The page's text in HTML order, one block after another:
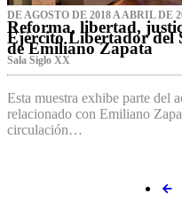
DE AGOSTO DE 2018 A ABRIL DE
Reforma, libertad,
Ejército Libertador del
de Emiliano Zapata
Sala Siglo XX
Esta muestra exhibe parte del
relacionado con Emiliano
circulación…